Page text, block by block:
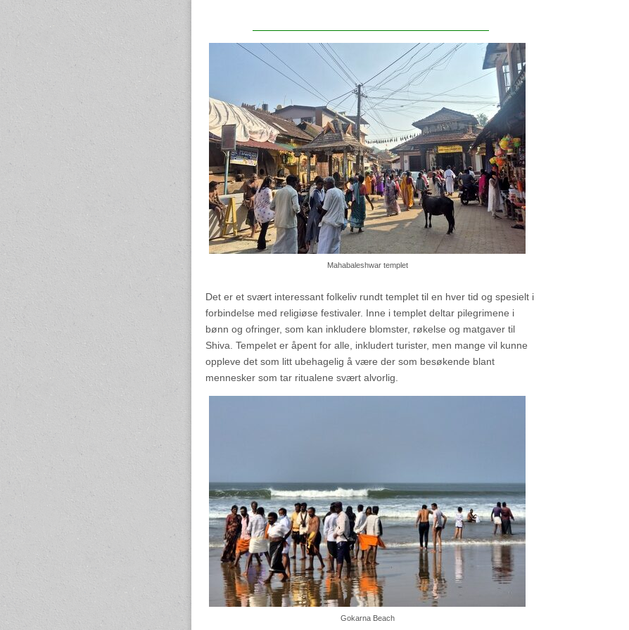
Mahabaleshwar templet
Det er et svært interessant folkeliv rundt templet til en hver tid og spesielt i
forbindelse med religiøse festivaler. Inne i templet deltar pilegrimene i
bønn og ofringer, som kan inkludere blomster, røkelse og matgaver til
Shiva. Tempelet er åpent for alle, inkludert turister, men mange vil kunne
oppleve det som litt ubehagelig å være der som besøkende blant
mennesker som tar ritualene svært alvorlig.
Gokarna Beach